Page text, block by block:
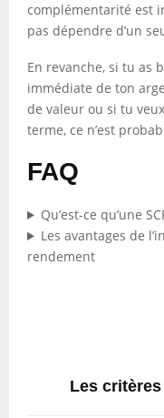
complémentarité est
pas dépendre d’un
En revanche, si tu as
immédiate de ton
de valeur ou si tu
terme, ce n’est
FAQ
Qu’est-ce qu’une
Les avantages de
rendement
Les